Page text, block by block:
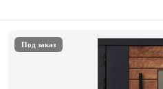
Под заказ